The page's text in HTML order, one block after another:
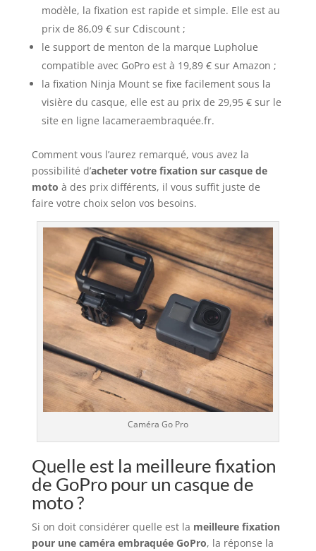
modèle, la fixation est rapide et simple. Elle est au
prix de 86,09 € sur Cdiscount ;
le support de menton de la marque Lupholue
compatible avec GoPro est à 19,89 € sur Amazon ;
la fixation Ninja Mount se fixe facilement sous la
visière du casque, elle est au prix de 29,95 € sur le
site en ligne lacameraembraquée.fr.
Comment vous l’aurez remarqué, vous avez la
possibilité d’acheter votre fixation sur casque de
moto à des prix différents, il vous suffit juste de
faire votre choix selon vos besoins.
Caméra Go Pro
Quelle est la meilleure fixation
de GoPro pour un casque de
moto ?
Si on doit considérer quelle est la meilleure fixation
pour une caméra embraquée GoPro, la réponse la